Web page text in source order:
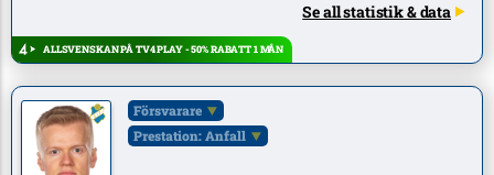
Se all statistik & data
ALLSVENSKAN PÅ TV4 PLAY - 50% RABATT 1 MÅN
Försvarare
Prestation: Anfall